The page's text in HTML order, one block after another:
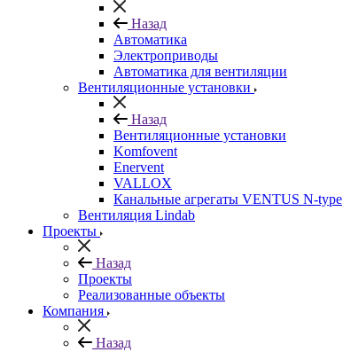
Назад
Автоматика
Электроприводы
Автоматика для вентиляции
Вентиляционные установки
Назад
Вентиляционные установки
Komfovent
Enervent
VALLOX
Канальные агрегаты VENTUS N-type
Вентиляция Lindab
Проекты
Назад
Проекты
Реализованные объекты
Компания
Назад